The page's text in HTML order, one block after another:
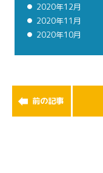
2020年12月
2020年11月
2020年10月
前の記事